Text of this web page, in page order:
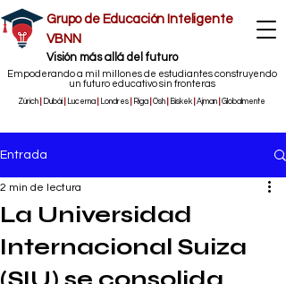
Grupo de Educación Inteligente
VBNN
​Visión más allá del futuro
Empoderando a mil millones de estudiantes construyendo
un futuro educativo sin fronteras
Zúrich Dubái Lucerna Londres Riga Osh Biskek Ajman Globalmente
Entrada
La Universidad
Internacional Suiza
2 min de lectura